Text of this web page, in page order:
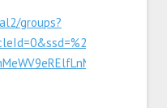
groups?